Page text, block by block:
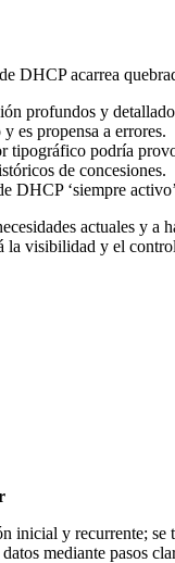
DHCP acarrea
profundos y
es propensa a errores.
tipográfico podría
de concesiones.
‘siempre
actuales y
visibilidad y el
inicial y recurrente;
mediante pasos